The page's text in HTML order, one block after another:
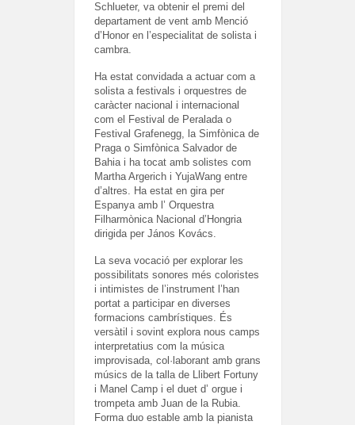
Schlueter, va obtenir el premi del
departament de vent amb Menció
d’Honor en l’especialitat de solista i
cambra.
Ha estat convidada a actuar com a
solista a festivals i orquestres de
caràcter nacional i internacional
com el Festival de Peralada o
Festival Grafenegg, la Simfònica de
Praga o Simfònica Salvador de
Bahia i ha tocat amb solistes com
Martha Argerich i YujaWang entre
d’altres. Ha estat en gira per
Espanya amb l’ Orquestra
Filharmònica Nacional d’Hongria
dirigida per János Kovács.
La seva vocació per explorar les
possibilitats sonores més coloristes
i intimistes de l’instrument l’han
portat a participar en diverses
formacions cambrístiques. És
versàtil i sovint explora nous camps
interpretatius com la música
improvisada, col·laborant amb grans
músics de la talla de Llibert Fortuny
i Manel Camp i el duet d’ orgue i
trompeta amb Juan de la Rubia.
Forma duo estable amb la pianista